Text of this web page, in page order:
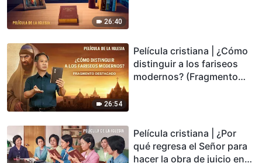
26:40
26:54
Película cristiana | ¿Cómo
distinguir a los fariseos
modernos? (Fragmento
Película cristiana | ¿Por
qué regresa el Señor para
hacer la obra de juicio en